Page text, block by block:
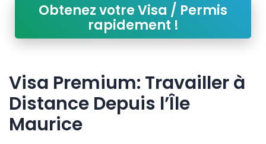
Obtenez votre Visa / Permis
rapidement !
Visa Premium: Travailler à
Distance Depuis l’Île
Maurice